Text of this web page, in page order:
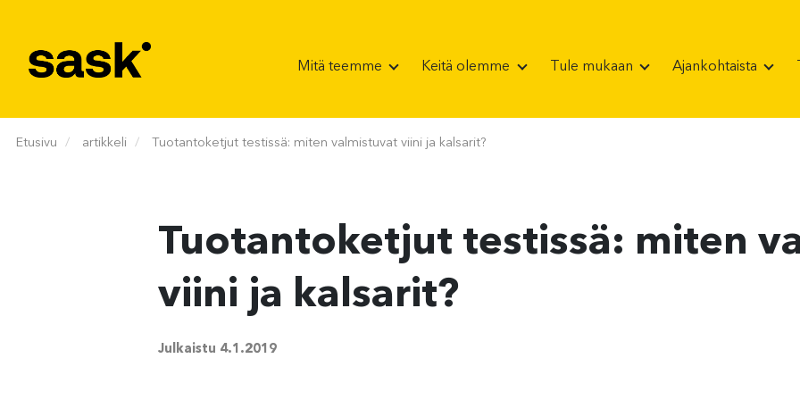
Mitä teemme Keitä olemme Tule mukaan Ajankohtaista
Etusivu artikkeli Tuotantoketjut testissä: miten valmistuvat viini ja kalsarit?
Tuotantoketjut testissä: miten
viini ja kalsarit?
Julkaistu 4.1.2019